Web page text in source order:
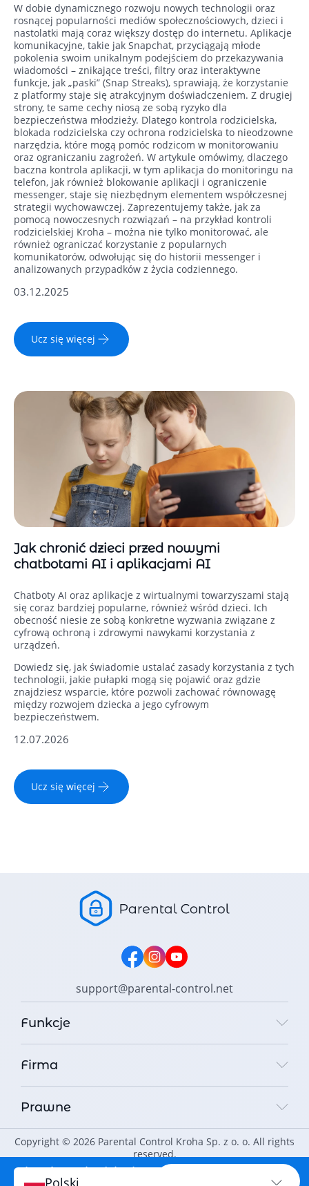
W dobie dynamicznego rozwoju nowych technologii oraz
rosnącej popularności mediów społecznościowych, dzieci i
nastolatki mają coraz większy dostęp do internetu. Aplikacje
komunikacyjne, takie jak Snapchat, przyciągają młode
pokolenia swoim unikalnym podejściem do przekazywania
wiadomości – znikające treści, filtry oraz interaktywne
funkcje, jak „paski” (Snap Streaks), sprawiają, że korzystanie
z platformy staje się atrakcyjnym doświadczeniem. Z drugiej
strony, te same cechy niosą ze sobą ryzyko dla
bezpieczeństwa młodzieży. Dlatego kontrola rodzicielska,
blokada rodzicielska czy ochrona rodzicielska to nieodzowne
narzędzia, które mogą pomóc rodzicom w monitorowaniu
oraz ograniczaniu zagrożeń. W artykule omówimy, dlaczego
baczna kontrola aplikacji, w tym aplikacja do monitoringu na
telefon, jak również blokowanie aplikacji i ograniczenie
messenger, staje się niezbędnym elementem współczesnej
strategii wychowawczej. Zaprezentujemy także, jak za
pomocą nowoczesnych rozwiązań – na przykład kontroli
rodzicielskiej Kroha – można nie tylko monitorować, ale
również ograniczać korzystanie z popularnych
komunikatorów, odwołując się do historii messenger i
analizowanych przypadków z życia codziennego.
03.12.2025
Ucz się więcej
Jak chronić dzieci przed nowymi
chatbotami AI i aplikacjami AI
Chatboty AI oraz aplikacje z wirtualnymi towarzyszami stają
się coraz bardziej popularne, również wśród dzieci. Ich
obecność niesie ze sobą konkretne wyzwania związane z
cyfrową ochroną i zdrowymi nawykami korzystania z
urządzeń.
Dowiedz się, jak świadomie ustalać zasady korzystania z tych
technologii, jakie pułapki mogą się pojawić oraz gdzie
znajdziesz wsparcie, które pozwoli zachować równowagę
między rozwojem dziecka a jego cyfrowym
bezpieczeństwem.
12.07.2026
Ucz się więcej
Chroń swoje dziecko
CHROŃ TERAZ
support@parental-control.net
Funkcje
Firma
Prawne
Copyright © 2026 Parental Control Kroha Sp. z o. o. All rights
reserved.
Polski